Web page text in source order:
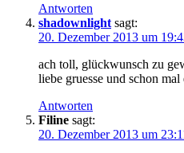
Antworten
shadownlight sagt:
20. Dezember 2013 um
ach toll, glückwunsch zu
liebe gruesse und schon
Antworten
Filine sagt:
20. Dezember 2013 um